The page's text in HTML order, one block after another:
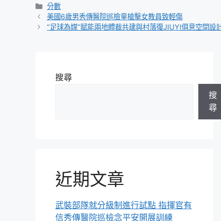
分
類
分數
美國6歲男秀傳醫院巡檢童槍擊女教員致輕傷
“足球為媒”賦能兩地體裁共建與村落復JIUYI俱意空間設
搜尋
搜
尋
近期文章
武裝部隊就分級制進行試點 指揮官有
信秀傳醫院巡檢念平安開展訓練